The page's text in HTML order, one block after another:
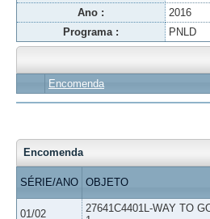
Ano :
2016
Programa :
PNLD
Encomenda
Encomenda
SÉRIE/ANO OBJETO
01/02
27641C4401L-WAY TO